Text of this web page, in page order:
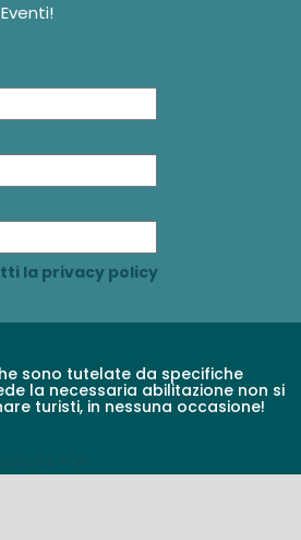
la privacy policy
sono tutelate da specifiche
la necessaria abilitazione non si
turisti, in nessuna occasione!